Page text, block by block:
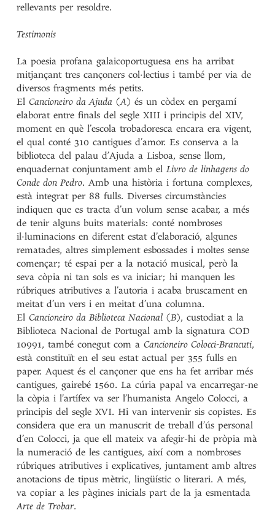
rellevants per resoldre.
Testimonis
La poesia profana galaicoportuguesa ens ha arribat
mitjançant tres cançoners col·lectius i també per via de
diversos fragments més petits.
ElCancioneiro da Ajuda (A) és un còdex en pergamí
elaborat entre finals del segle XIII i principis del XIV,
moment en què l’escola trobadoresca encara era vigent,
el qual conté 310 cantigues d’amor. Es conserva a la
biblioteca del palau d’Ajuda a Lisboa, sense llom,
enquadernat conjuntament amb elLivro de linhagens do
Conde don Pedro. Amb una història i fortuna complexes,
està integrat per 88 fulls. Diverses circumstàncies
indiquen que es tracta d’un volum sense acabar, a més
de tenir alguns buits materials: conté nombroses
il·luminacions en diferent estat d’elaboració, algunes
rematades, altres simplement esbossades i moltes sense
començar; té espai per a la notació musical, però la
seva còpia ni tan sols es va iniciar; hi manquen les
rúbriques atributives a l’autoria i acaba bruscament en
meitat d’un vers i en meitat d’una columna.
ElCancioneiro da Biblioteca Nacional (B), custodiat a la
Biblioteca Nacional de Portugal amb la signatura COD
10991, també conegut com aCancioneiro Colocci-Brancuti,
està constituït en el seu estat actual per 355 fulls en
paper. Aquest és el cançoner que ens ha fet arribar més
cantigues, gairebé 1560. La cúria papal va encarregar-ne
la còpia i l’artífex va ser l’humanista Angelo Colocci, a
principis del segle XVI. Hi van intervenir sis copistes. Es
considera que era un manuscrit de treball d’ús personal
d’en Colocci, ja que ell mateix va afegir-hi de pròpia mà
la numeració de les cantigues, així com a nombroses
rúbriques atributives i explicatives, juntament amb altres
anotacions de tipus mètric, lingüístic o literari. A més,
va copiar a les pàgines inicials part de la ja esmentada
Arte de Trobar.